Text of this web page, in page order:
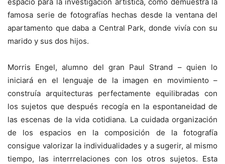
famosa serie de fotografías hechas desde la ventana del
apartamento que daba a Central Park, donde vivía con su
marido y sus dos hijos.
Morris Engel, alumno del gran Paul Strand – quien lo
iniciará en el lenguaje de la imagen en movimiento –
construía arquitecturas perfectamente equilibradas con
los sujetos que después recogía en la espontaneidad de
las escenas de la vida cotidiana. La cuidada organización
de los espacios en la composición de la fotografía
consigue valorizar la individualidades y a sugerir, al mismo
tiempo, las interrrelaciones con los otros sujetos. Esta